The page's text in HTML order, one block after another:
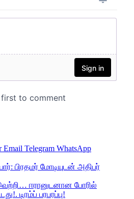
Email Telegram WhatsApp
பிரதமர் மோடியுடன் அதிபர்
ஈரானுடனான போரில்
டிரம்ப் பரபரப்பு!